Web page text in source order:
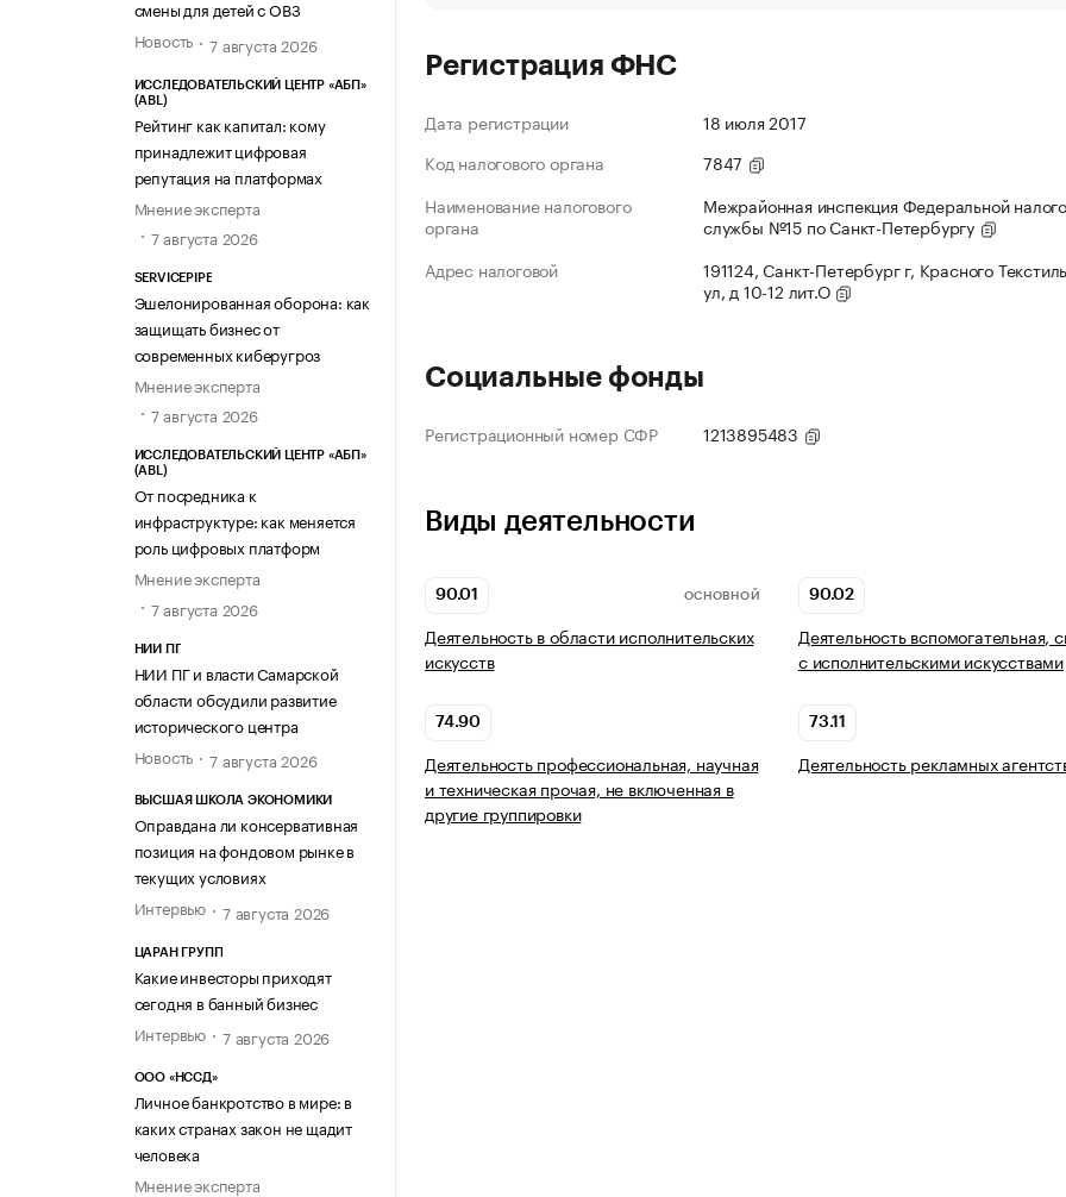
смены для детей с ОВЗ
Новость
7 августа 2026
ИССЛЕДОВАТЕЛЬСКИЙ ЦЕНТР «АБП»
(ABL)
Рейтинг как капитал: кому
принадлежит цифровая
репутация на платформах
Мнение эксперта
7 августа 2026
SERVICEPIPE
Эшелонированная оборона: как
защищать бизнес от
современных киберугроз
Мнение эксперта
7 августа 2026
ИССЛЕДОВАТЕЛЬСКИЙ ЦЕНТР «АБП»
(ABL)
От посредника к
инфраструктуре: как меняется
роль цифровых платформ
Мнение эксперта
7 августа 2026
НИИ ПГ
НИИ ПГ и власти Самарской
области обсудили развитие
исторического центра
Новость
7 августа 2026
ВЫСШАЯ ШКОЛА ЭКОНОМИКИ
Оправдана ли консервативная
позиция на фондовом рынке в
текущих условиях
Интервью
7 августа 2026
ЦАРАН ГРУПП
Какие инвесторы приходят
сегодня в банный бизнес
Интервью
7 августа 2026
ООО «НССД»
Личное банкротство в мире: в
каких странах закон не щадит
человека
Мнение эксперта
Регистрация ФНС
Дата регистрации
18 июля 2017
Код налогового органа
7847
Наименование налогового
органа
Межрайонная инспекция Федеральной
службы №15 по Санкт-Петербургу
Адрес налоговой
191124, Санкт-Петербург г, Красного
ул, д 10-12 лит.О
Социальные фонды
Регистрационный номер СФР 1213895483
Виды деятельности
90.01 ОСНОВНОЙ
Деятельность в области исполнительских
искусств
90.02
Деятельность вспомогательная,
с исполнительскими искусствами
74.90
Деятельность профессиональная, научная
и техническая прочая, не включенная в
другие группировки
73.11
Деятельность рекламных